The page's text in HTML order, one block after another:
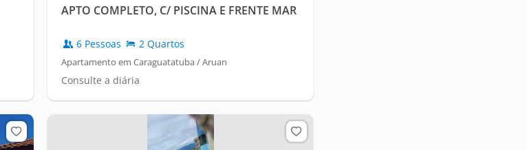
APTO COMPLETO, C/ PISCINA E FRENTE MAR
6 Pessoas 2 Quartos
Apartamento em Caraguatatuba / Aruan
Consulte a diária